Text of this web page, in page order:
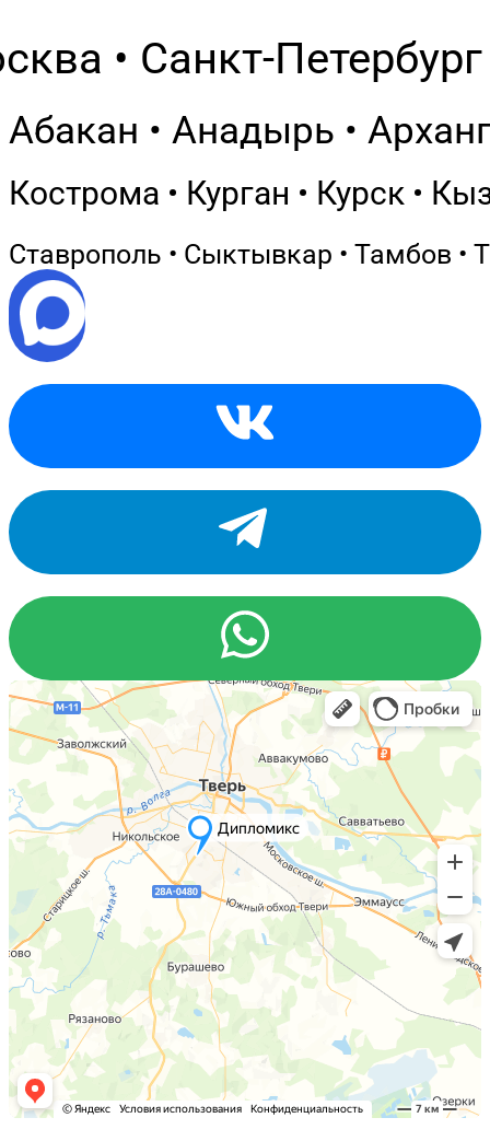
• Санкт-
Абакан • Анадырь •
Кострома • Курган • Курск •
Ставрополь • Сыктывкар • Тамбов •